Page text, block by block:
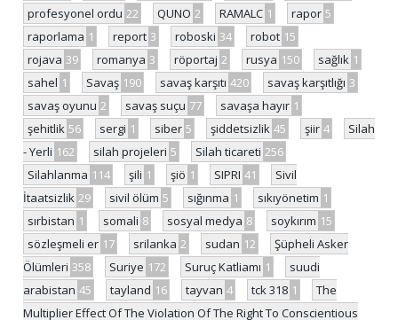
profesyonel ordu 22 QUNO 2 RAMALC 1 rapor 5
raporlama 1 report 3 roboski 34 robot 15
rojava 39 romanya 3 röportaj 2 rusya 150 sağlık 1
sahel 1 Savaş 190 savaş karşıtı 420 savaş karşıtlığı 3
savaş oyunu 2 savaş suçu 77 savaşa hayır 1
şehitlik 56 sergi 1 siber 5 şiddetsizlik 45 şiir 4
Silah
- Yerli 162 silah projeleri 5 Silah ticareti 256
Silahlanma 114 şili 1 şiö 1 SIPRI 41
Sivil
İtaatsizlik 29 sivil ölüm 5 sığınma 1 sıkıyönetim 1
sırbistan 1 somali 8 sosyal medya 8 soykırım 15
sözleşmeli er 17 srilanka 2 sudan 12
Şüpheli Asker
Ölümleri 358 Suriye 172 Suruç Katliamı 1
suudi
arabistan 45 tayland 16 tayvan 4 tck 318 1
The
Multiplier Effect Of The Violation Of The Right To Conscientious